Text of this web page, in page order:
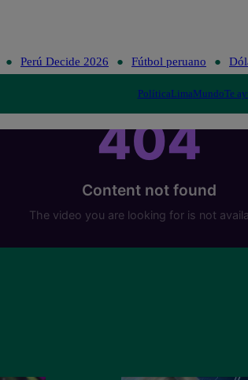
Perú Decide 2026 Fútbol peruano
PolíticaLimaMundoTe